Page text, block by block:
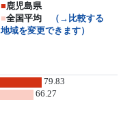
■鹿児島県
■全国平均
（→比較する
地域を変更できます）
79.83
66.27